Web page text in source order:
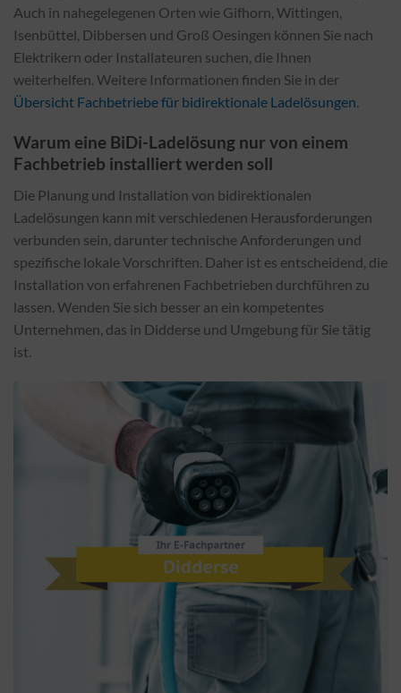
Auch in nahegelegenen Orten wie Gifhorn, Wittingen,
Isenbüttel, Dibbersen und Groß Oesingen können Sie nach
Elektrikern oder Installateuren suchen, die Ihnen
weiterhelfen. Weitere Informationen finden Sie in der
Übersicht Fachbetriebe für bidirektionale Ladelösungen.
Warum eine BiDi-Ladelösung nur von einem
Fachbetrieb installiert werden soll
Die Planung und Installation von bidirektionalen
Ladelösungen kann mit verschiedenen Herausforderungen
verbunden sein, darunter technische Anforderungen und
spezifische lokale Vorschriften. Daher ist es entscheidend, die
Installation von erfahrenen Fachbetrieben durchführen zu
lassen. Wenden Sie sich besser an ein kompetentes
Unternehmen, das in Didderse und Umgebung für Sie tätig
ist.